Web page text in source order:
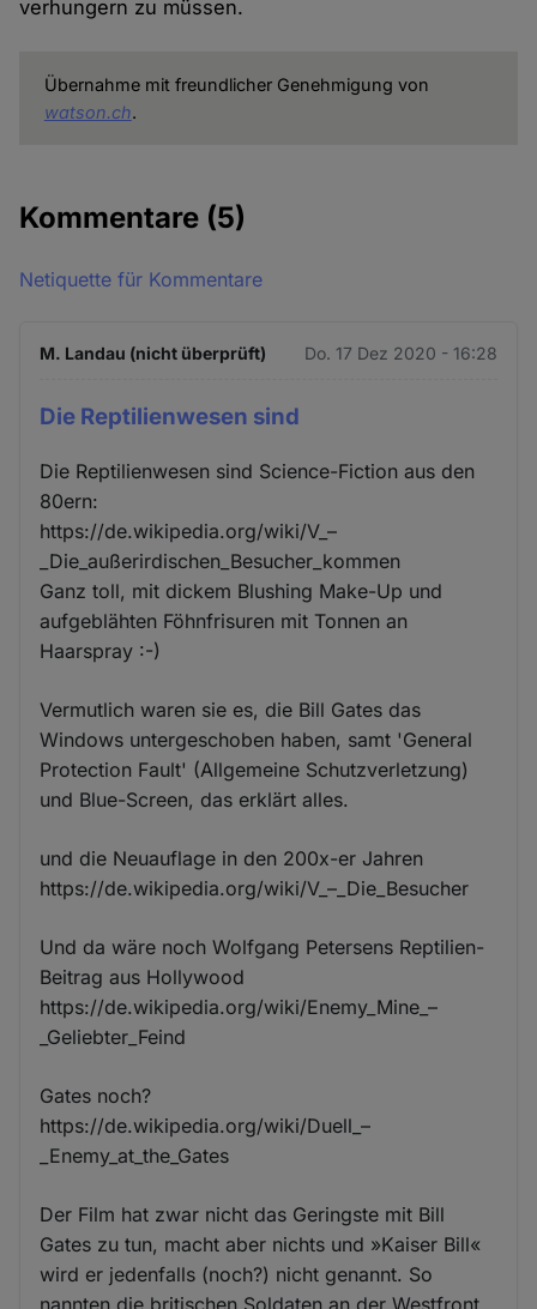
verhungern zu müssen.
Übernahme mit freundlicher Genehmigung von
watson.ch.
Kommentare (5)
Netiquette für Kommentare
M. Landau (nicht überprüft) Do. 17 Dez 2020 - 16:28
Die Reptilienwesen sind
Die Reptilienwesen sind Science-Fiction aus den
80ern:
https://de.wikipedia.org/wiki/V_–
_Die_außerirdischen_Besucher_kommen
Ganz toll, mit dickem Blushing Make-Up und
aufgeblähten Föhnfrisuren mit Tonnen an
Haarspray :-)
Vermutlich waren sie es, die Bill Gates das
Windows untergeschoben haben, samt 'General
Protection Fault' (Allgemeine Schutzverletzung)
und Blue-Screen, das erklärt alles.
und die Neuauflage in den 200x-er Jahren
https://de.wikipedia.org/wiki/V_–_Die_Besucher
Und da wäre noch Wolfgang Petersens Reptilien-
Beitrag aus Hollywood
https://de.wikipedia.org/wiki/Enemy_Mine_–
_Geliebter_Feind
Gates noch?
https://de.wikipedia.org/wiki/Duell_–
_Enemy_at_the_Gates
Der Film hat zwar nicht das Geringste mit Bill
Gates zu tun, macht aber nichts und »Kaiser Bill«
wird er jedenfalls (noch?) nicht genannt. So
nannten die britischen Soldaten an der Westfront